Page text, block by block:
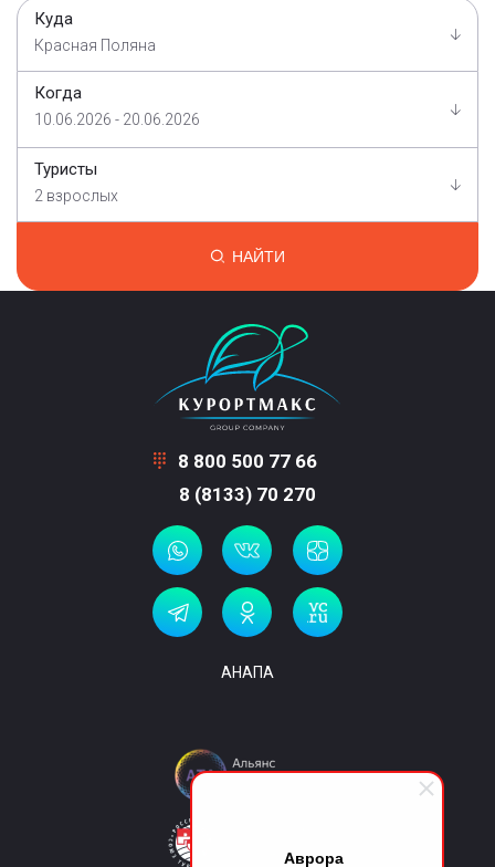
Аврора
Куда
Красная Поляна
Когда
10.06.2026 - 20.06.2026
Туристы
2 взрослых
НАЙТИ
8 800 500 77 66
8 (8133) 70 270
АНАПА